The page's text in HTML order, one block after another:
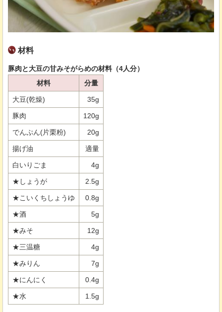
材料
豚肉と大豆の甘みそがらめの材料（4人分）
材料
分量
大豆(乾燥) 35g
豚肉 120g
でんぷん(片栗粉) 20g
揚げ油 適量
白いりごま 4g
★しょうが 2.5g
★こいくちしょうゆ 0.8g
★酒 5g
★みそ 12g
★三温糖 4g
★みりん 7g
★にんにく 0.4g
★水 1.5g